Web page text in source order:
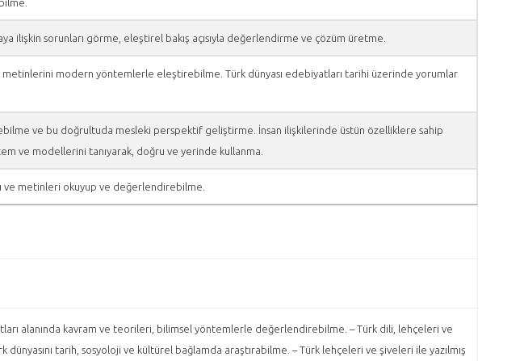
ilişkin sorunları görme, eleştirel bakış açısıyla değerlendirme ve çözüm üretme.
modern yöntemlerle eleştirebilme. Türk dünyası edebiyatları tarihi üzerinde yorumlar
ve bu doğrultuda mesleki perspektif geliştirme. İnsan ilişkilerinde üstün özelliklere sahip
ve modellerini tanıyarak, doğru ve yerinde kullanma.
ve metinleri okuyup ve değerlendirebilme.
alanında kavram ve teorileri, bilimsel yöntemlerle değerlendirebilme. – Türk dili, lehçeleri ve
tarih, sosyoloji ve kültürel bağlamda araştırabilme. – Türk lehçeleri ve şiveleri ile yazılmış